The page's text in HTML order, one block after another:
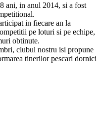
ani, in anul 2014, si a fost
in fiecare an la
pe loturi si pe echipe,
obtinute.
clubul nostru isi propune
tinerilor pescari dornici